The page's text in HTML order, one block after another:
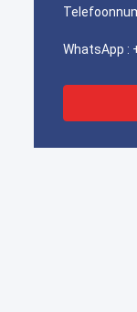
WhatsApp :